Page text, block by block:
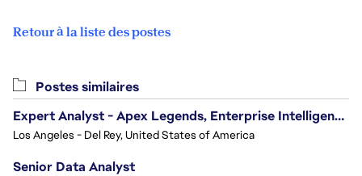
Retour à la liste des postes
Postes similaires
Expert Analyst - Apex Legends, Enterprise Intelligence (EI)
Los Angeles - Del Rey, United States of America
Senior Data Analyst